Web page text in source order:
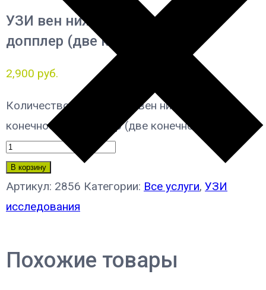
УЗИ вен нижних конечностей,
допплер (две конечности)
2,900 руб.
Количество товара УЗИ вен нижних
конечностей, допплер (две конечности)
В корзину
Артикул: 2856 Категории: Все услуги, УЗИ
исследования
Похожие товары